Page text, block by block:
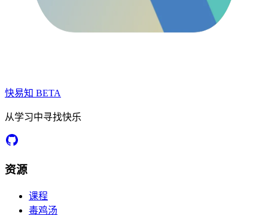
快易知 BETA
从学习中寻找快乐
资源
课程
毒鸡汤